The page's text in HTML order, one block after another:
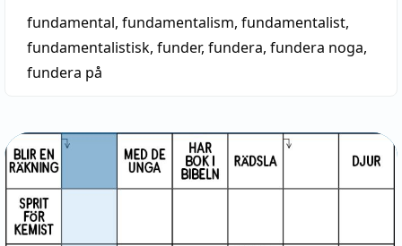
fundamental, fundamentalism, fundamentalist,
fundamentalistisk, funder, fundera, fundera noga,
fundera på